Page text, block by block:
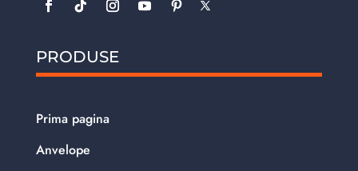
PRODUSE
Prima pagina
Anvelope